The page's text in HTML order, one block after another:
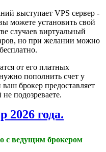
выступает VPS сервер -
можете установить свой
случаев виртуальный
но при желании можно
от его платных
пополнить счет у
брокер предоставляет
подозреваете.
2026 года.
с ведущим брокером